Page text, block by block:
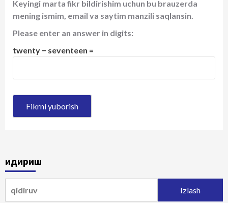
Keyingi marta fikr bildirishim uchun bu brauzerda
mening ismim, email va saytim manzili saqlansin.
Please enter an answer in digits:
twenty − seventeen =
Қидириш